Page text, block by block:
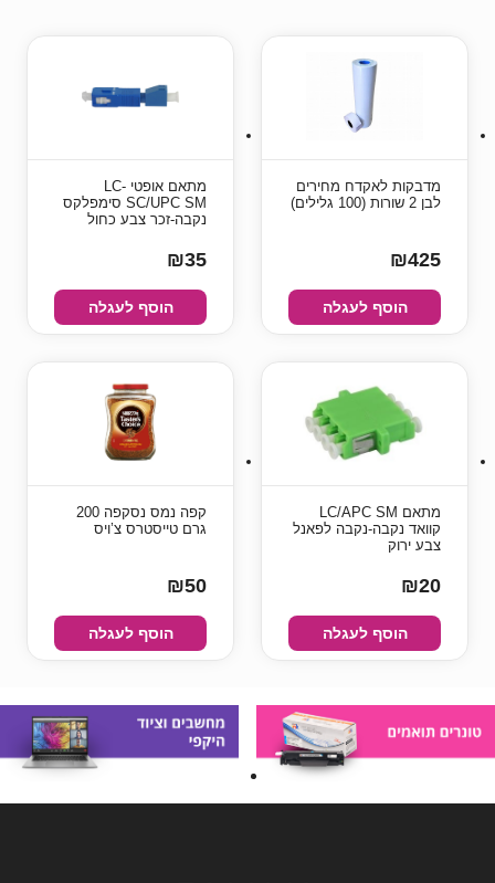
מדבקות לאקדח מחירים
לבן 2 שורות (100 גלילים)
₪425
הוסף לעגלה
מתאם אופטי LC-
SC/UPC SM סימפלקס
נקבה-זכר צבע כחול
₪35
הוסף לעגלה
מתאם LC/APC SM
קוואד נקבה-נקבה לפאנל
צבע ירוק
₪20
הוסף לעגלה
קפה נמס נסקפה 200
גרם טייסטרס צ’ויס
₪50
הוסף לעגלה